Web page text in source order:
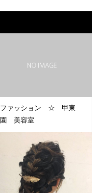
ファッション ☆ 甲東
園 美容室